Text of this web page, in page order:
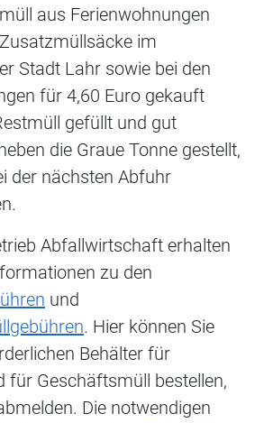
aus Ferienwohnungen
im
Stadt Lahr sowie bei den
für 4,60 Euro gekauft
gefüllt und gut
die Graue Tonne gestellt,
der nächsten Abfuhr
Abfallwirtschaft erhalten
zu den
und
. Hier können Sie
Behälter für
für Geschäftsmüll bestellen,
Die notwendigen